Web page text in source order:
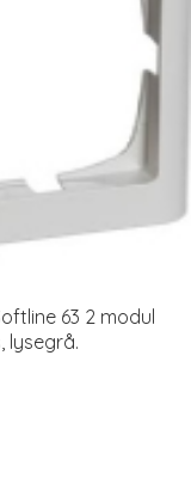
63 2 modul
lysegrå.